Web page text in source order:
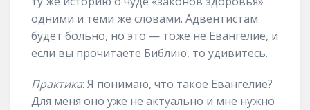
одними и теми же словами. Адвентистам
будет больно, но это — тоже не Евангелие, и
если вы прочитаете Библию, то удивитесь.
Практика: Я понимаю, что такое Евангелие?
Для меня оно уже не актуально и мне нужно